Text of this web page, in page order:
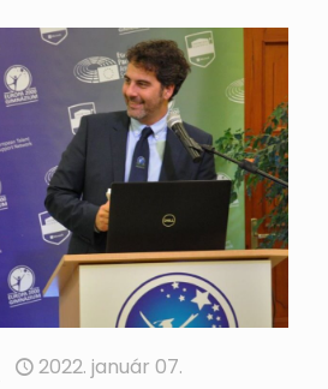
2022. január 07.